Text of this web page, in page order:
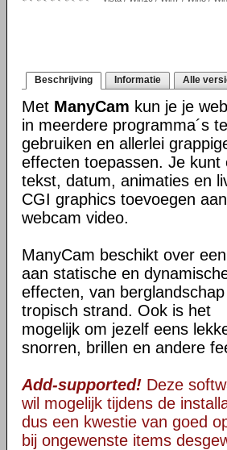
Beschrijving Informatie Alle
Met ManyCam kun je je
in meerdere programma´s
gebruiken en allerlei
effecten toepassen. Je kunt
tekst, datum, animaties en
CGI graphics toevoegen
webcam video.
ManyCam beschikt over
aan statische en
effecten, van
tropisch strand. Ook is het
mogelijk om jezelf eens
snorren, brillen en andere
Add-supported! Deze
wil mogelijk tijdens de
dus een kwestie van goed
bij ongewenste items